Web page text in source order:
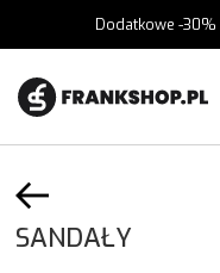
Dodatkowe -30%
SANDAŁY